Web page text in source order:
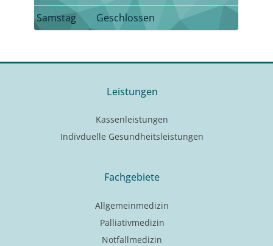
Samstag
Geschlossen
Leistungen
Kassenleistungen
Indivduelle Gesundheitsleistungen
Fachgebiete
Allgemeinmedizin
Palliativmedizin
Notfallmedizin